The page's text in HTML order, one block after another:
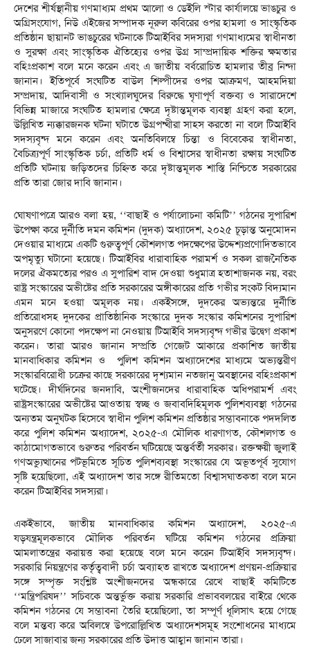
দেশের শীর্ষস্থানীয় গণমাধ্যম প্রথম আলো ও ডেইলি স্টার কার্যালয়ে ভাঙচুর ও
অগ্রিসংযোগ, নিউ এইজের সম্পাদক নূরুল কবিরের ওপর হামলা ও সাংস্কৃতিক
প্রতিষ্ঠান ছায়ানট ভাঙচুরের ঘটনাকে টিআইবির সদস্যরা গণমাধ্যমের স্বাধীনতা
ও সুরক্ষা এবং সাংস্কৃতিক ঐতিহ্যের ওপর উগ্র সাম্প্রদায়িক শক্তির ক্ষমতার
বহিঃপ্রকাশ বলে মনে করেন এবং এ জাতীয় বর্বরোচিত হামলার তীব্র নিন্দা
জানান। ইতিপূর্বে সংঘটিত বাউল শিল্পীদের ওপর আক্রমণ, আহমদিয়া
সম্প্রদায়, আদিবাসী ও সংখ্যালঘুদের বিরুদ্ধে ঘৃণাপূর্ণ বক্তব্য ও সারাদেশে
বিভিন্ন মাজারে সংঘটিত হামলার ক্ষেত্রে দৃষ্টান্তমূলক ব্যবস্থা গ্রহণ করা হলে,
উল্লিখিত ন্যক্কারজনক ঘটনা ঘটাতে উগ্রপন্থীরা সাহস করতো না বলে টিআইবি
সদস্যবৃন্দ মনে করেন এবং অনতিবিলম্বে চিন্তা ও বিবেকের স্বাধীনতা,
বৈচিত্র্যপূর্ণ সাংস্কৃতিক চর্চা, প্রতিটি ধর্ম ও বিশ্বাসের স্বাধীনতা রক্ষায় সংঘটিত
প্রতিটি ঘটনায় জড়িতদের চিহ্নিত করে দৃষ্টান্তমূলক শাস্তি নিশ্চিতে সরকারের
প্রতি তারা জোর দাবি জানান।
ঘোষণাপত্রে আরও বলা হয়, ‘‘বাছাই ও পর্যালোচনা কমিটি’’ গঠনের সুপারিশ
উপেক্ষা করে দুর্নীতি দমন কমিশন (দুদক) অধ্যাদেশ, ২০২৫ চূড়ান্ত অনুমোদন
দেওয়ার মাধ্যমে একটি গুরুত্বপূর্ণ কৌশলগত পদক্ষেপের উদ্দেশ্যপ্রণোদিতভাবে
অপমৃত্যু ঘটানো হয়েছে। টিআইবির ধারাবাহিক পরামর্শ ও সকল রাজনৈতিক
দলের ঐকমত্যের পরও এ সুপারিশ বাদ দেওয়া শুধুমাত্র হতাশাজনক নয়, বরং
রাষ্ট্র সংস্কারের অভীষ্টের প্রতি সরকারের অঙ্গীকারের প্রতি গভীর সংকট বিদ্যমান
এমন মনে হওয়া অমূলক নয়। একইসঙ্গে, দুদকের অভ্যন্তরে দুর্নীতি
প্রতিরোধসহ দুদকের প্রাতিষ্ঠানিক সংস্কারে দুদক সংস্কার কমিশনের সুপারিশ
অনুসরণে কোনো পদক্ষেপ না নেওয়ায় টিআইবি সদস্যবৃন্দ গভীর উদ্বেগ প্রকাশ
করেন। তারা আরও জানান সম্প্রতি গেজেট আকারে প্রকাশিত জাতীয়
মানবাধিকার কমিশন ও পুলিশ কমিশন অধ্যাদেশের মাধ্যমে অভ্যন্তরীণ
সংস্কারবিরোধী চক্রের কাছে সরকারের দৃশ্যমান নতজানু অবস্থানের বহিঃপ্রকাশ
ঘটেছে। দীর্ঘদিনের জনদাবি, অংশীজনদের ধারাবাহিক অধিপরামর্শ এবং
রাষ্ট্রসংস্কারের অভীষ্টের আওতায় স্বচ্ছ ও জবাবদিহিমূলক পুলিশব্যবস্থা গঠনের
অন্যতম অনুঘটক হিসেবে স্বাধীন পুলিশ কমিশন প্রতিষ্ঠার সম্ভাবনাকে পদদলিত
করে পুলিশ কমিশন অধ্যাদেশ, ২০২৫-এ মৌলিক ধারণাগত, কৌশলগত ও
কাঠামোগতভাবে গুরুতর পরিবর্তন ঘটিয়েছে অন্তর্বর্তী সরকার। রক্তক্ষয়ী জুলাই
গণঅভ্যুত্থানের পটভূমিতে সূচিত পুলিশব্যবস্থা সংস্কারের যে অভূতপূর্ব সুযোগ
সৃষ্টি হয়েছিলো, এই অধ্যাদেশ তার সঙ্গে রীতিমতো বিশ্বাসঘাতকতা বলে মনে
করেন টিআইবির সদস্যরা।
একইভাবে, জাতীয় মানবাধিকার কমিশন অধ্যাদেশ, ২০২৫-এ
যড়যন্ত্রমূলকভাবে মৌলিক পরিবর্তন ঘটিয়ে কমিশন গঠনের প্রক্রিয়া
আমলাতন্ত্রের করায়ত্ত করা হয়েছে বলে মনে করেন টিআইবি সদস্যবৃন্দ।
সরকারি নিয়ন্ত্রণের কর্তৃত্ববাদী চর্চা অব্যাহত রাখতে অধ্যাদেশ প্রণয়ন-প্রক্রিয়ার
সঙ্গে সম্পৃক্ত সংশ্লিষ্ট অংশীজনদের অন্ধকারে রেখে বাছাই কমিটিতে
‘‘মন্ত্রিপরিষদ’’ সচিবকে অন্তর্ভুক্ত করায় সরকারি প্রভাববলয়ের বাইরে থেকে
কমিশন গঠনের যে সম্ভাবনা তৈরি হয়েছিলো, তা সম্পূর্ণ ধূলিসাৎ হয়ে গেছে
বলে মন্তব্য করে অবিলম্বে উপরোল্লিখিত অধ্যাদেশসমূহ সংশোধনের মাধ্যমে
ঢেলে সাজাবার জন্য সরকারের প্রতি উদাত্ত আহ্বান জানান তারা।